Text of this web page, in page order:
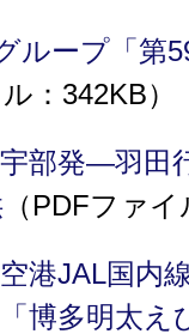
ループ「
：342KB）
宇部発―羽
（PDFファイ
空港JAL国
博多明太